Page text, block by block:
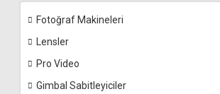
Fotoğraf Makineleri
Lensler
Pro Video
Gimbal Sabitleyiciler